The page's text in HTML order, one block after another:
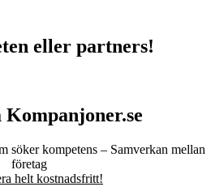
eller partners!
söker kompetens – Samverkan mellan
företag
helt kostnadsfritt!